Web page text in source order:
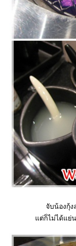
จับน้องกุ้ง
ต่ก็ไม่ได้แย่น